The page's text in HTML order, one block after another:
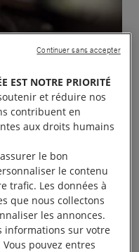
formation sont de
des
pour vous aider à
aux discours
EST NOTRE PRIORITÉ
et réduire nos
contribuent en
aux droits humains
le bon
le contenu
trafic. Les données à
que nous collectons
les annonces.
informations sur votre
pouvez entres
Continuer sans accepter